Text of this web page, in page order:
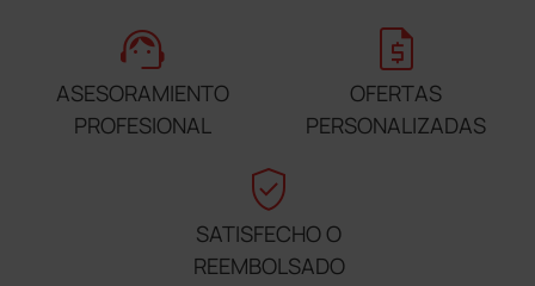
support_agent
ASESORAMIENTO
PROFESIONAL
request_quote
OFERTAS
PERSONALIZADAS
verified_user
SATISFECHO O
REEMBOLSADO